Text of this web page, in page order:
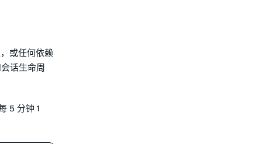
或任何依赖
话生命周
5 分钟 1